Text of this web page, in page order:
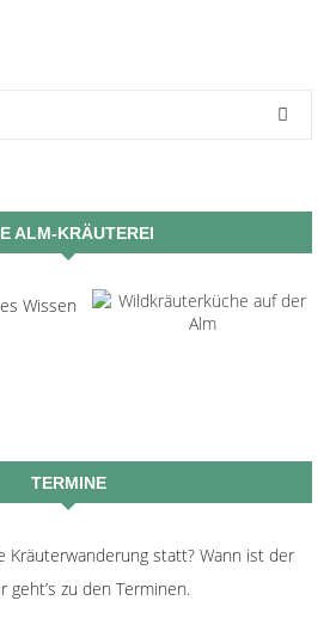
ALM-KRÄUTEREI
Wissen
TERMINE
Kräuterwanderung statt? Wann ist der
geht’s zu den Terminen.